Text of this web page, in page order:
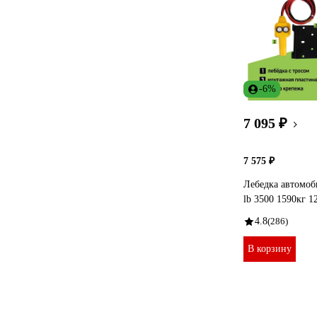
-6%
7 095 ₽
7 575 ₽
Лебедка
lb 3500 1590кг
4.8(286)
В корзину